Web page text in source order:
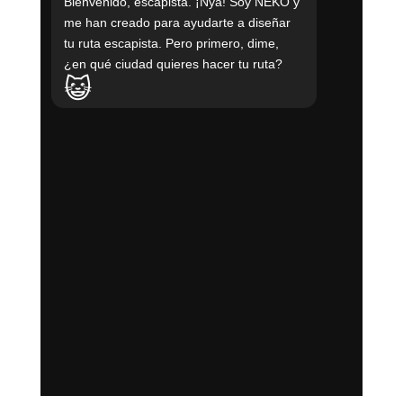
me han creado para ayudarte a diseñar
tu ruta escapista. Pero primero, dime,
¿en qué ciudad quieres hacer tu ruta?
😺